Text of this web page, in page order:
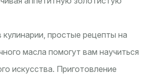
кулинарии, простые рецепты на
масла помогут вам научиться
искусства. Приготовление